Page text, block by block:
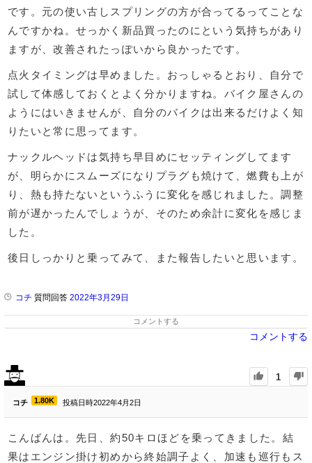
です。元の使い古しスプリングの方が合ってるってことな
んですかね。せっかく新品買ったのにという気持ちがあり
ますが、改善されたっぽいから良かったです。
点火タイミングは早めました。おっしゃるとおり、自分で
試して体感しておくとよく分かりますね。バイク屋さんの
ようにはいきませんが、自分のバイクは出来るだけよく知
りたいと常に思ってます。
ナックルヘッドは気持ち早目めにセッティングしてます
が、明らかにスムーズになりプラグも焼けて、燃費も上が
り、熱も持たないというふうに変化を感じれました。調整
前が遅かったんでしょうが、そのため余計に変化を感じま
した。
後日しっかりと乗ってみて、また報告したいと思います。
コチ 質問回答 2022年3月29日
コメントする
コメントする
1
コチ 1.80K 投稿日時2022年4月2日
こんばんは。先日、約50キロほどを乗ってきました。結
果はエンジン掛け初めから終始調子よく、加速も巡行もス